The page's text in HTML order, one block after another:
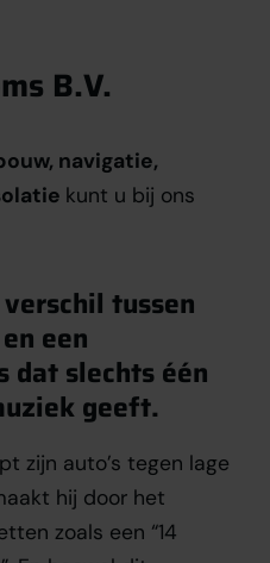
B.V.
navigatie,
kunt u bij ons
tussen
een
dat slechts één
geeft.
zijn auto’s tegen lage
hij door het
zoals een “14